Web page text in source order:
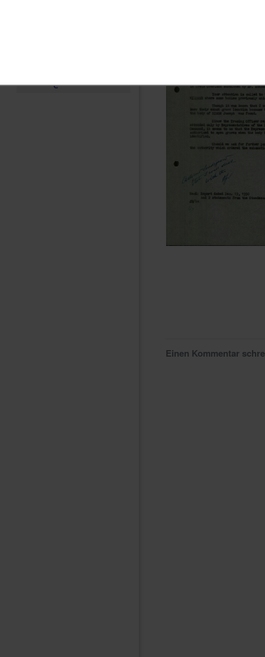
e
Einen Kommentar